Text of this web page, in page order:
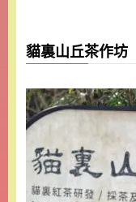
貓裏山丘茶作坊